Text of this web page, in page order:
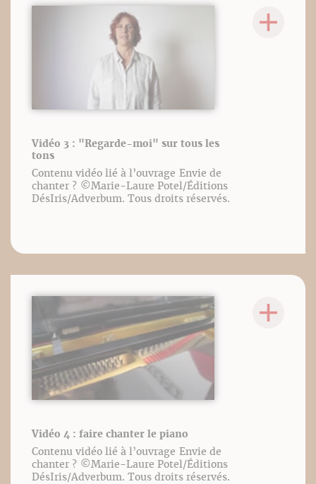
Vidéo 3 : "Regarde-moi" sur tous les
tons
Contenu vidéo lié à l’ouvrage Envie de
chanter ? ©️Marie-Laure Potel/Éditions
DésIris/Adverbum. Tous droits réservés.
Vidéo 4 : faire chanter le piano
Contenu vidéo lié à l’ouvrage Envie de
chanter ? ©️Marie-Laure Potel/Éditions
DésIris/Adverbum. Tous droits réservés.